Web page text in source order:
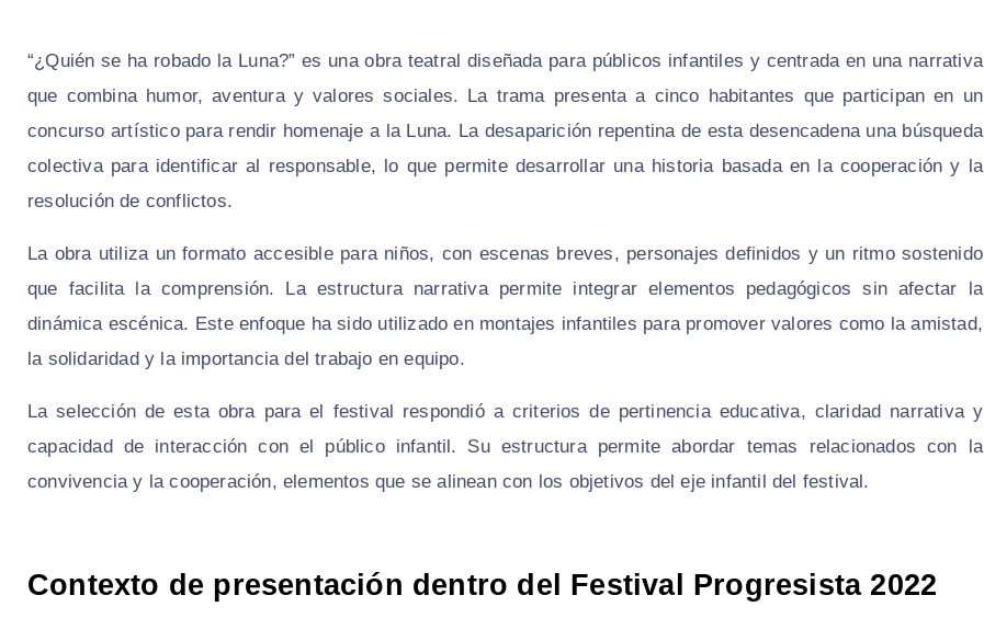
“¿Quién se ha robado la Luna?” es una obra teatral diseñada para públicos infantiles y centrada en una narrativa
que combina humor, aventura y valores sociales. La trama presenta a cinco habitantes que participan en un
concurso artístico para rendir homenaje a la Luna. La desaparición repentina de esta desencadena una búsqueda
colectiva para identificar al responsable, lo que permite desarrollar una historia basada en la cooperación y la
resolución de conflictos.
La obra utiliza un formato accesible para niños, con escenas breves, personajes definidos y un ritmo sostenido
que facilita la comprensión. La estructura narrativa permite integrar elementos pedagógicos sin afectar la
dinámica escénica. Este enfoque ha sido utilizado en montajes infantiles para promover valores como la amistad,
la solidaridad y la importancia del trabajo en equipo.
La selección de esta obra para el festival respondió a criterios de pertinencia educativa, claridad narrativa y
capacidad de interacción con el público infantil. Su estructura permite abordar temas relacionados con la
convivencia y la cooperación, elementos que se alinean con los objetivos del eje infantil del festival.
Contexto de presentación dentro del Festival Progresista 2022